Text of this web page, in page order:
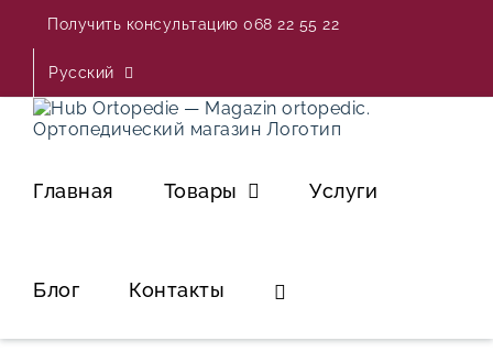
content
Получить консультацию 068 22 55 22
Русский
Главная Товары Услуги
Блог Контакты